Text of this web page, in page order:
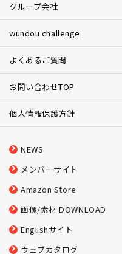
グループ会社
wundou challenge
よくあるご質問
お問い合わせTOP
個人情報保護方針
NEWS
メンバーサイト
Amazon Store
画像/素材 DOWNLOAD
Englishサイト
ウェブカタログ